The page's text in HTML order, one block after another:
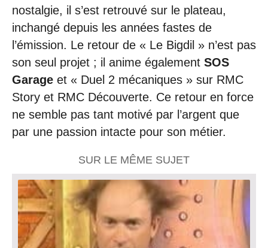
nostalgie, il s’est retrouvé sur le plateau,
inchangé depuis les années fastes de
l’émission. Le retour de « Le Bigdil » n’est pas
son seul projet ; il anime également SOS
Garage et « Duel 2 mécaniques » sur RMC
Story et RMC Découverte. Ce retour en force
ne semble pas tant motivé par l’argent que
par une passion intacte pour son métier.
SUR LE MÊME SUJET